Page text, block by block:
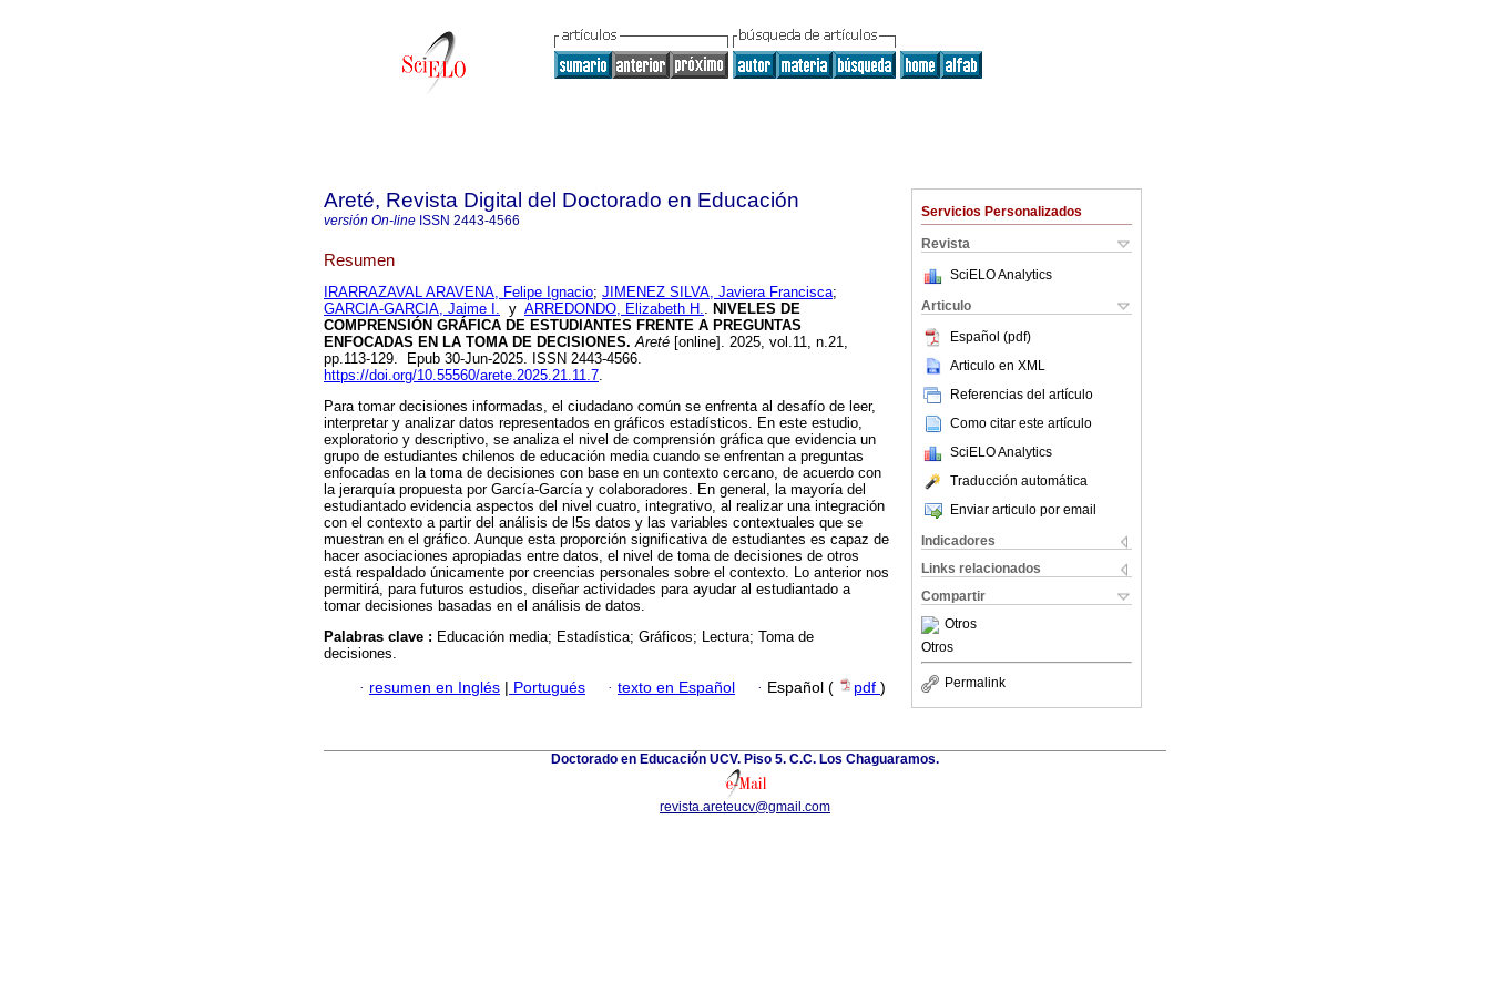
Servicios Personalizados
Revista
SciELO Analytics
Articulo
Español (pdf)
Articulo en XML
Referencias del artículo
Como citar este artículo
SciELO Analytics
Traducción automática
Enviar articulo por email
Indicadores
Links relacionados
Compartir
Otros
Otros
Permalink
Areté, Revista Digital del Doctorado en Educación
versión On-line ISSN 2443-4566
Resumen
IRARRAZAVAL ARAVENA, Felipe Ignacio; JIMENEZ SILVA, Javiera Francisca;
GARCIA-GARCIA, Jaime I. y ARREDONDO, Elizabeth H.. NIVELES DE
COMPRENSIÓN GRÁFICA DE ESTUDIANTES FRENTE A PREGUNTAS
ENFOCADAS EN LA TOMA DE DECISIONES. Areté [online]. 2025, vol.11, n.21,
pp.113-129. Epub 30-Jun-2025. ISSN 2443-4566.
https://doi.org/10.55560/arete.2025.21.11.7.
Para tomar decisiones informadas, el ciudadano común se enfrenta al desafío de leer,
interpretar y analizar datos representados en gráficos estadísticos. En este estudio,
exploratorio y descriptivo, se analiza el nivel de comprensión gráfica que evidencia un
grupo de estudiantes chilenos de educación media cuando se enfrentan a preguntas
enfocadas en la toma de decisiones con base en un contexto cercano, de acuerdo con
la jerarquía propuesta por García-García y colaboradores. En general, la mayoría del
estudiantado evidencia aspectos del nivel cuatro, integrativo, al realizar una integración
con el contexto a partir del análisis de l5s datos y las variables contextuales que se
muestran en el gráfico. Aunque esta proporción significativa de estudiantes es capaz de
hacer asociaciones apropiadas entre datos, el nivel de toma de decisiones de otros
está respaldado únicamente por creencias personales sobre el contexto. Lo anterior nos
permitirá, para futuros estudios, diseñar actividades para ayudar al estudiantado a
tomar decisiones basadas en el análisis de datos.
Palabras clave : Educación media; Estadística; Gráficos; Lectura; Toma de
decisiones.
· resumen en Inglés | Portugués · texto en Español · Español ( pdf )
Doctorado en Educación UCV. Piso 5. C.C. Los Chaguaramos.
revista.areteucv@gmail.com